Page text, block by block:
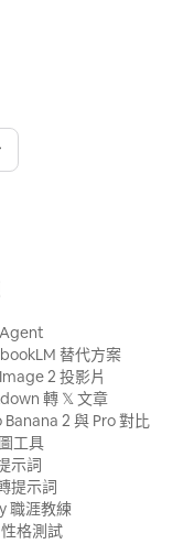
替代方案
2 投影片
轉 𝕏 文章
Banana 2 與 Pro 對比
工具
示詞
提示詞
職涯教練
格測試